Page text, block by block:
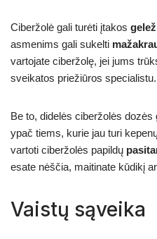
Ciberžolė gali turėti įtakos
asmenims gali sukelti
vartojate ciberžolę, jei jums
sveikatos priežiūros specialistu.
Be to, didelės ciberžolės dozės
ypač tiems, kurie jau turi
vartoti ciberžolės papildų
esate nėščia, maitinate kūdikį
Vaistų sąveika